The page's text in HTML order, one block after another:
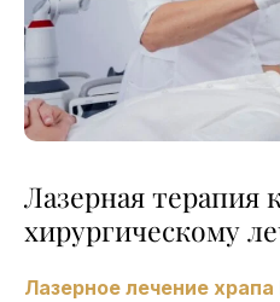
Лазерная терапия
хирургическому
Лазерное лечение храпа